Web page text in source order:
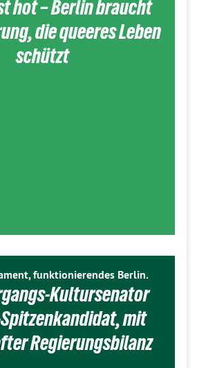
hot – Berlin braucht
die queeres Leben
schützt
funktionierendes Berlin.
Kultursenator
mit
Regierungsbilanz